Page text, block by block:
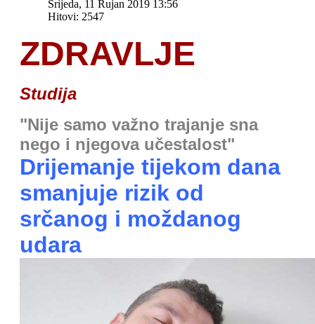
Srijeda, 11 Rujan 2019 13:56
Hitovi: 2547
ZDRAVLJE
Studija
"Nije samo važno trajanje sna
nego i njegova učestalost"
Drijemanje tijekom dana
smanjuje rizik od
srčanog i moždanog
udara